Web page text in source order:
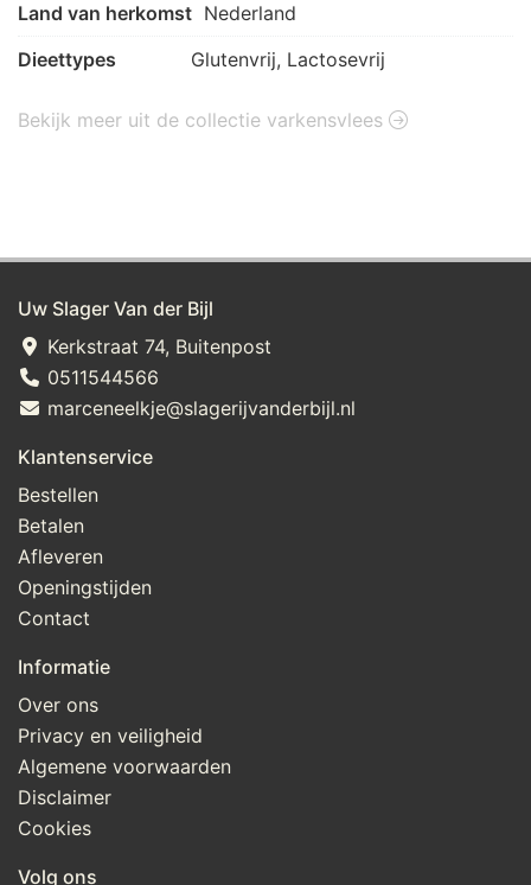
Land van herkomst Nederland
Dieettypes
Glutenvrij, Lactosevrij
Bekijk meer uit de collectie varkensvlees
Uw Slager Van der Bijl
Kerkstraat 74, Buitenpost
0511544566
marceneelkje@slagerijvanderbijl.nl
Klantenservice
Bestellen
Betalen
Afleveren
Openingstijden
Contact
Informatie
Over ons
Privacy en veiligheid
Algemene voorwaarden
Disclaimer
Cookies
Volg ons